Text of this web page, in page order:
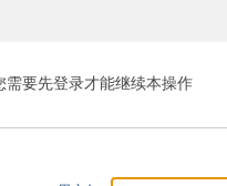
需要先登录才能继续本操作